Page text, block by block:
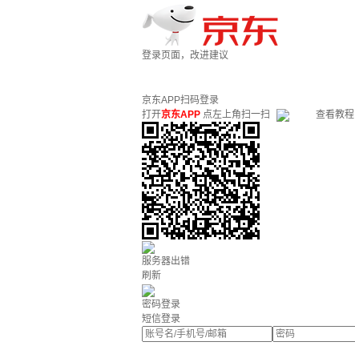
登录页面，改进建议
京东APP扫码登录
打开京东APP 点左上角扫一扫 查看教程
服务器出错
刷新
密码登录
短信登录